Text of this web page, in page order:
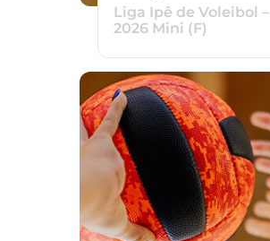
Liga Ipê de Voleibol –
2026 Mini (F)